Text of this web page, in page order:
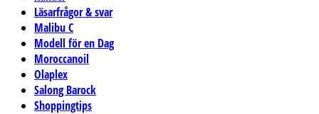
Läsarfrågor & svar
Malibu C
Modell för en Dag
Moroccanoil
Olaplex
Salong Barock
Shoppingtips